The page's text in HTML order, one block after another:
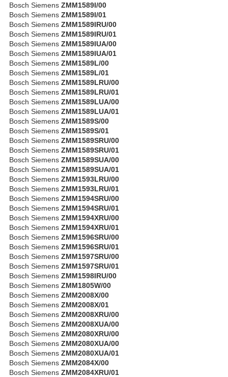
Bosch Siemens ZMM1589I/00
Bosch Siemens ZMM1589I/01
Bosch Siemens ZMM1589IRU/00
Bosch Siemens ZMM1589IRU/01
Bosch Siemens ZMM1589IUA/00
Bosch Siemens ZMM1589IUA/01
Bosch Siemens ZMM1589L/00
Bosch Siemens ZMM1589L/01
Bosch Siemens ZMM1589LRU/00
Bosch Siemens ZMM1589LRU/01
Bosch Siemens ZMM1589LUA/00
Bosch Siemens ZMM1589LUA/01
Bosch Siemens ZMM1589S/00
Bosch Siemens ZMM1589S/01
Bosch Siemens ZMM1589SRU/00
Bosch Siemens ZMM1589SRU/01
Bosch Siemens ZMM1589SUA/00
Bosch Siemens ZMM1589SUA/01
Bosch Siemens ZMM1593LRU/00
Bosch Siemens ZMM1593LRU/01
Bosch Siemens ZMM1594SRU/00
Bosch Siemens ZMM1594SRU/01
Bosch Siemens ZMM1594XRU/00
Bosch Siemens ZMM1594XRU/01
Bosch Siemens ZMM1596SRU/00
Bosch Siemens ZMM1596SRU/01
Bosch Siemens ZMM1597SRU/00
Bosch Siemens ZMM1597SRU/01
Bosch Siemens ZMM1598IRU/00
Bosch Siemens ZMM1805W/00
Bosch Siemens ZMM2008X/00
Bosch Siemens ZMM2008X/01
Bosch Siemens ZMM2008XRU/00
Bosch Siemens ZMM2008XUA/00
Bosch Siemens ZMM2080XRU/00
Bosch Siemens ZMM2080XUA/00
Bosch Siemens ZMM2080XUA/01
Bosch Siemens ZMM2084X/00
Bosch Siemens ZMM2084XRU/01